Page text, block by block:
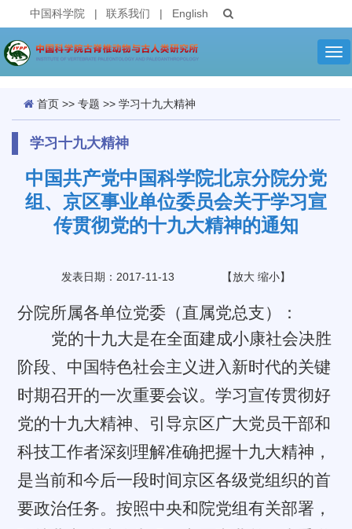
中国科学院 | 联系我们 | English
首页 >> 专题 >> 学习十九大精神
学习十九大精神
中国共产党中国科学院北京分院分党
组、京区事业单位委员会关于学习宣
传贯彻党的十九大精神的通知
发表日期：2017-11-13 【放大 缩小】
分院所属各单位党委（直属党总支）：
党的十九大是在全面建成小康社会决胜
阶段、中国特色社会主义进入新时代的关键
时期召开的一次重要会议。学习宣传贯彻好
党的十九大精神、引导京区广大党员干部和
科技工作者深刻理解准确把握十九大精神，
是当前和今后一段时间京区各级党组织的首
要政治任务。按照中央和院党组有关部署，